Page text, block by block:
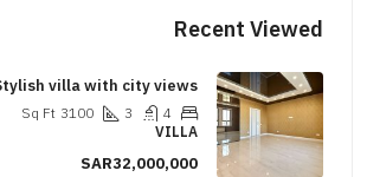
Recent Viewed
Stylish villa with city views
3100
Sq Ft
VILLA
SAR32,000,000